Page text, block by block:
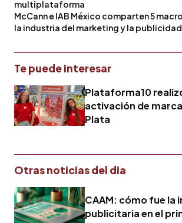
multiplataforma
McCann e IAB México comparten 5
la industria del marketing y la publicidad
Te puede interesar
Plataforma10
activación de
Plata
Otras noticias del dia
CAAM: cómo fue la
publicitaria en el